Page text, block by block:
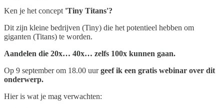
Ken je het concept 'Tiny Titans'?
Dit zijn kleine bedrijven (Tiny) die het potentieel hebben om
giganten (Titans) te worden.
Aandelen die 20x… 40x… zelfs 100x kunnen gaan.
Op 9 september om 18.00 uurgeef ik een gratis webinar over dit
onderwerp.
Hier is wat je mag verwachten: